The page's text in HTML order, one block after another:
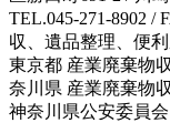
TEL.045-271-8902 /
収、遺品整理、便
東京都 産業廃棄物
奈川県 産業廃棄物
神奈川県公安委員会